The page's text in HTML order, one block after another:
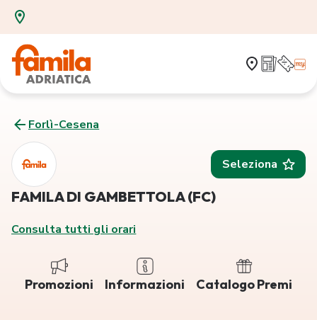
Forlì-Cesena
Seleziona
FAMILA DI GAMBETTOLA (FC)
Consulta tutti gli orari
Promozioni Informazioni Catalogo Premi